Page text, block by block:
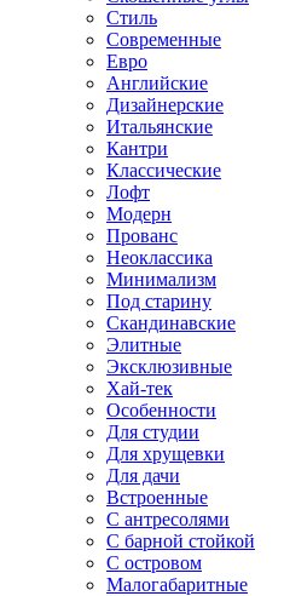
Стиль
Современные
Евро
Английские
Дизайнерские
Итальянские
Кантри
Классические
Лофт
Модерн
Прованс
Неоклассика
Минимализм
Под старину
Скандинавские
Элитные
Эксклюзивные
Хай-тек
Особенности
Для студии
Для хрущевки
Для дачи
Встроенные
С антресолями
С барной стойкой
С островом
Малогабаритные